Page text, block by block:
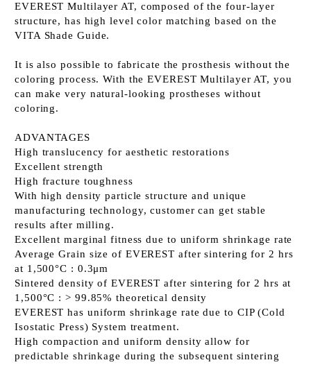
EVEREST Multilayer AT, composed of the four-layer
structure, has high level color matching based on the
VITA Shade Guide.
It is also possible to fabricate the prosthesis without the
coloring process. With the EVEREST Multilayer AT, you
can make very natural-looking prostheses without
coloring.
ADVANTAGES
High translucency for aesthetic restorations
Excellent strength
High fracture toughness
With high density particle structure and unique
manufacturing technology, customer can get stable
results after milling.
Excellent marginal fitness due to uniform shrinkage rate
Average Grain size of EVEREST after sintering for 2 hrs
at 1,500°C : 0.3μm
Sintered density of EVEREST after sintering for 2 hrs at
1,500°C : > 99.85% theoretical density
EVEREST has uniform shrinkage rate due to CIP (Cold
Isostatic Press) System treatment.
High compaction and uniform density allow for
predictable shrinkage during the subsequent sintering